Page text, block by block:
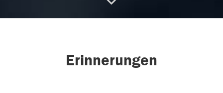
Nachricht wünsche ich der Familie viel Kraft
Erinnerungen